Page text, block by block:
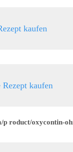
kaufen
kaufen
roduct/oxycontin-